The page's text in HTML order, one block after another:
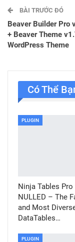
BÀI TRƯỚC ĐÓ
Beaver Builder Pro
+ Beaver Theme
WordPress Theme
Có Thể
PLUGIN
Ninja Tables Pro
NULLED – The
and Most
DataTables…
PLUGIN